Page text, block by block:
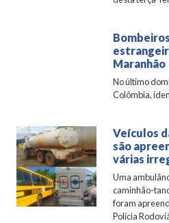
Maranhão
No último
Colômbia,
Veículos
são
várias
Uma
caminhão-
foram
Polícia